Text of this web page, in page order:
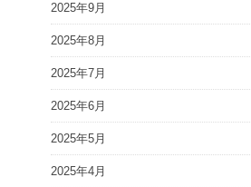
2025年9月
2025年8月
2025年7月
2025年6月
2025年5月
2025年4月